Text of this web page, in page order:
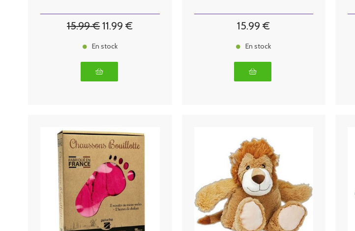
15.99€11.99 €
En stock
15.99 €
En stock